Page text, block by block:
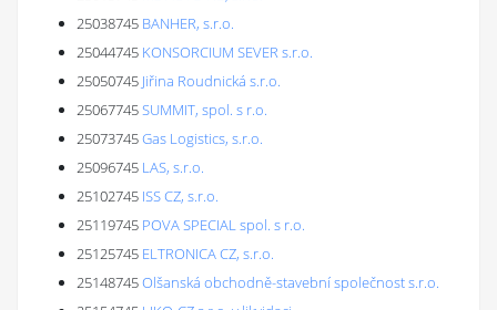
25038745 BANHER, s.r.o.
25044745 KONSORCIUM SEVER s.r.o.
25050745 Jiřina Roudnická s.r.o.
25067745SUMMIT, spol. s r.o.
25073745Gas Logistics, s.r.o.
25096745 LAS, s.r.o.
25102745 ISS CZ, s.r.o.
25119745 POVA SPECIAL spol. s r.o.
25125745 ELTRONICA CZ, s.r.o.
25148745Olšanská obchodně-stavební společnost s.r.o.